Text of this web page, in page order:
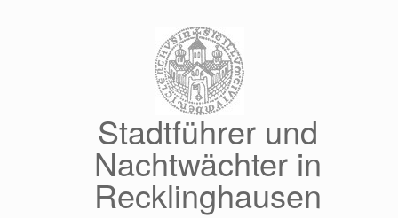
Stadtführer und
Nachtwächter in
Recklinghausen